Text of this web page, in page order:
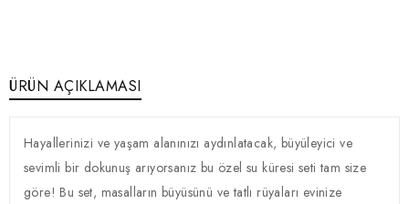
ÜRÜN AÇIKLAMASI
Hayallerinizi ve yaşam alanınızı aydınlatacak, büyüleyici ve
sevimli bir dokunuş arıyorsanız bu özel su küresi seti tam size
göre! Bu set, masalların büyüsünü ve tatlı rüyaları evinize